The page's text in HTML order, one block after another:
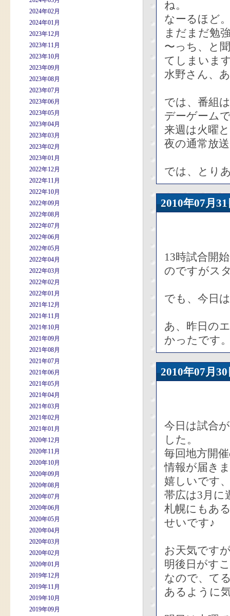
2024年02月
2024年01月
2023年12月
2023年11月
2023年10月
2023年09月
2023年08月
2023年07月
2023年06月
2023年05月
2023年04月
2023年03月
2023年02月
2023年01月
2022年12月
2022年11月
2022年10月
2022年09月
2022年08月
2022年07月
2022年06月
2022年05月
2022年04月
2022年03月
2022年02月
2022年01月
2021年12月
2021年11月
2021年10月
2021年09月
2021年08月
2021年07月
2021年06月
2021年05月
2021年04月
2021年03月
2021年02月
2021年01月
2020年12月
2020年11月
2020年10月
2020年09月
2020年08月
2020年07月
2020年06月
2020年05月
2020年04月
2020年03月
2020年02月
2020年01月
2019年12月
2019年11月
2019年10月
2019年09月
ね。
なーるほど
まだまだ勉
〜っち、と
てしまいま
水野さん、
では、番組
デーゲーム
来週は火曜
夜の通常放
では、とり
2010年07
13時試合開
のですがス
でも、今日
あ、昨日の
かったです
2010年07
今日は試合
した。
毎回地方開
情報が届き
嬉しいです
帯広は3月に
札幌にもあ
せいです♪
お天気です
明後日がす
なので、て
あるように